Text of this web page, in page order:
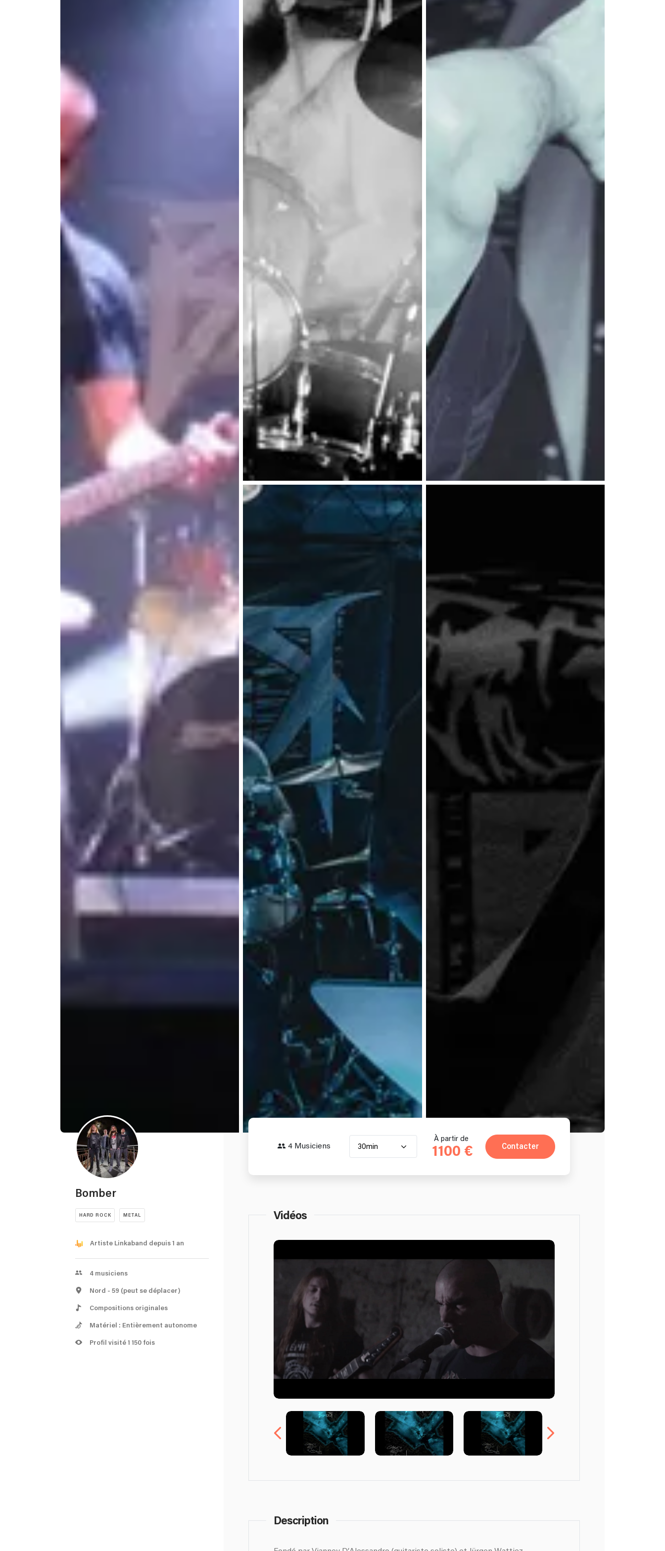
Bomber
HARD ROCK METAL
Artiste Linkaband depuis 1 an
4 musiciens
Nord - 59 (peut se déplacer)
Compositions originales
Matériel : Entièrement autonome
Profil visité 1 150 fois
4 Musiciens 30min
À partir de
1100 € Contacter
Vidéos
Description